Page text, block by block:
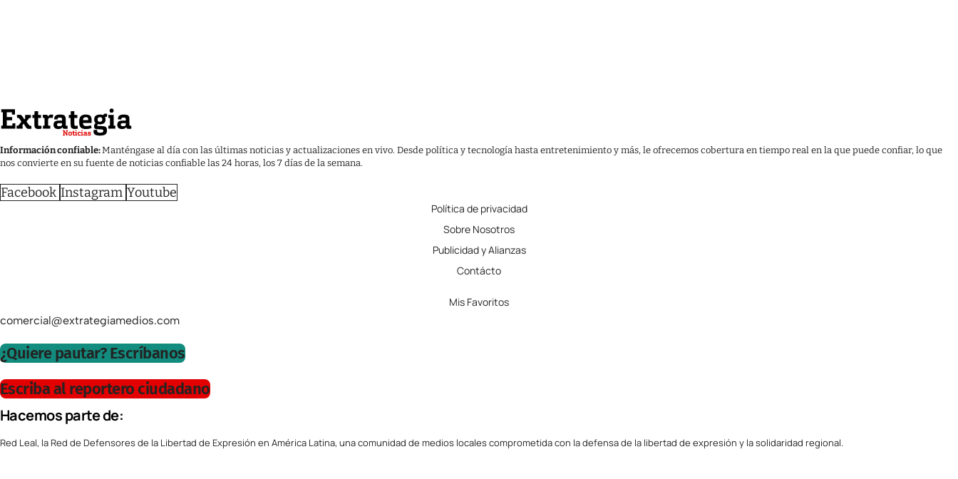
Información confiable:Manténgase al día con las últimas noticias y actualizaciones en vivo. Desde política y tecnología hasta entretenimiento y más, le ofrecemos cobertura en tiempo real en la que puede confiar, lo que
nos convierte en su fuente de noticias confiable las 24 horas, los 7 días de la semana.
Facebook Instagram Youtube
Política de privacidad
Sobre Nosotros
Publicidad y Alianzas
Contácto
Mis Favoritos
comercial@extrategiamedios.com
¿Quiere pautar? Escríbanos
Escriba al reportero ciudadano
Hacemos parte de:
Red Leal, la Red de Defensores de la Libertad de Expresión en América Latina, una comunidad de medios locales comprometida con la defensa de la libertad de expresión y la solidaridad regional.